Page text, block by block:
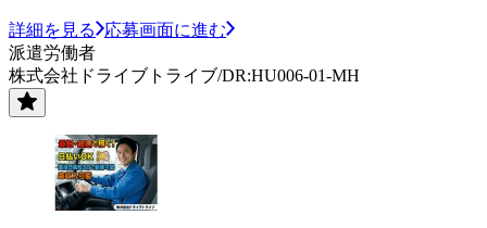
詳細を見る
応募画面に進む
派遣労働者
株式会社ドライブトライブ/DR:HU006-01-MH